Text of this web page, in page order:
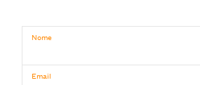
Nome
Email